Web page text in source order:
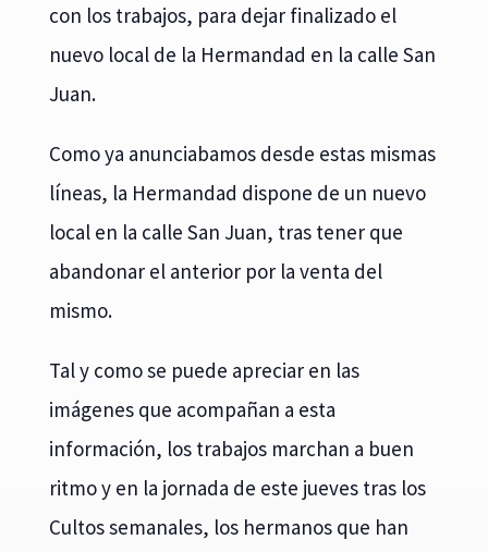
con los trabajos, para dejar finalizado el
nuevo local de la Hermandad en la calle San
Juan.
Como ya anunciabamos desde estas mismas
líneas, la Hermandad dispone de un nuevo
local en la calle San Juan, tras tener que
abandonar el anterior por la venta del
mismo.
Tal y como se puede apreciar en las
imágenes que acompañan a esta
información, los trabajos marchan a buen
ritmo y en la jornada de este jueves tras los
Cultos semanales, los hermanos que han